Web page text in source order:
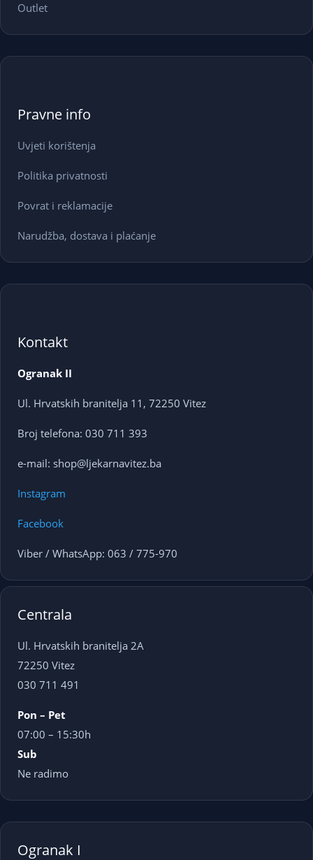
Outlet
Pravne info
Uvjeti korištenja
Politika privatnosti
Povrat i reklamacije
Narudžba, dostava i plaćanje
Kontakt
Ogranak II
Ul. Hrvatskih branitelja 11, 72250 Vitez
Broj telefona: 030 711 393
e-mail: shop@ljekarnavitez.ba
Instagram
Facebook
Viber / WhatsApp: 063 / 775-970
Centrala
Ul. Hrvatskih branitelja 2A
72250 Vitez
030 711 491
Pon – Pet
07:00 – 15:30h
Sub
Ne radimo
Ogranak I